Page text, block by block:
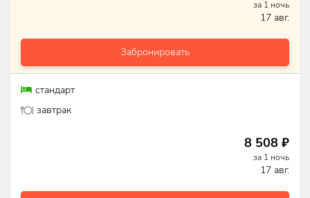
за 1 ночь
17 авг.
Забронировать
стандарт
завтрак
8 508 ₽
за 1 ночь
17 авг.